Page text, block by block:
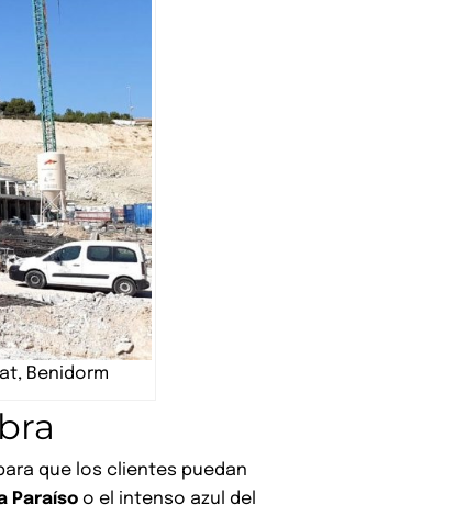
Benidorm
que los clientes puedan
Paraíso o el intenso azul del